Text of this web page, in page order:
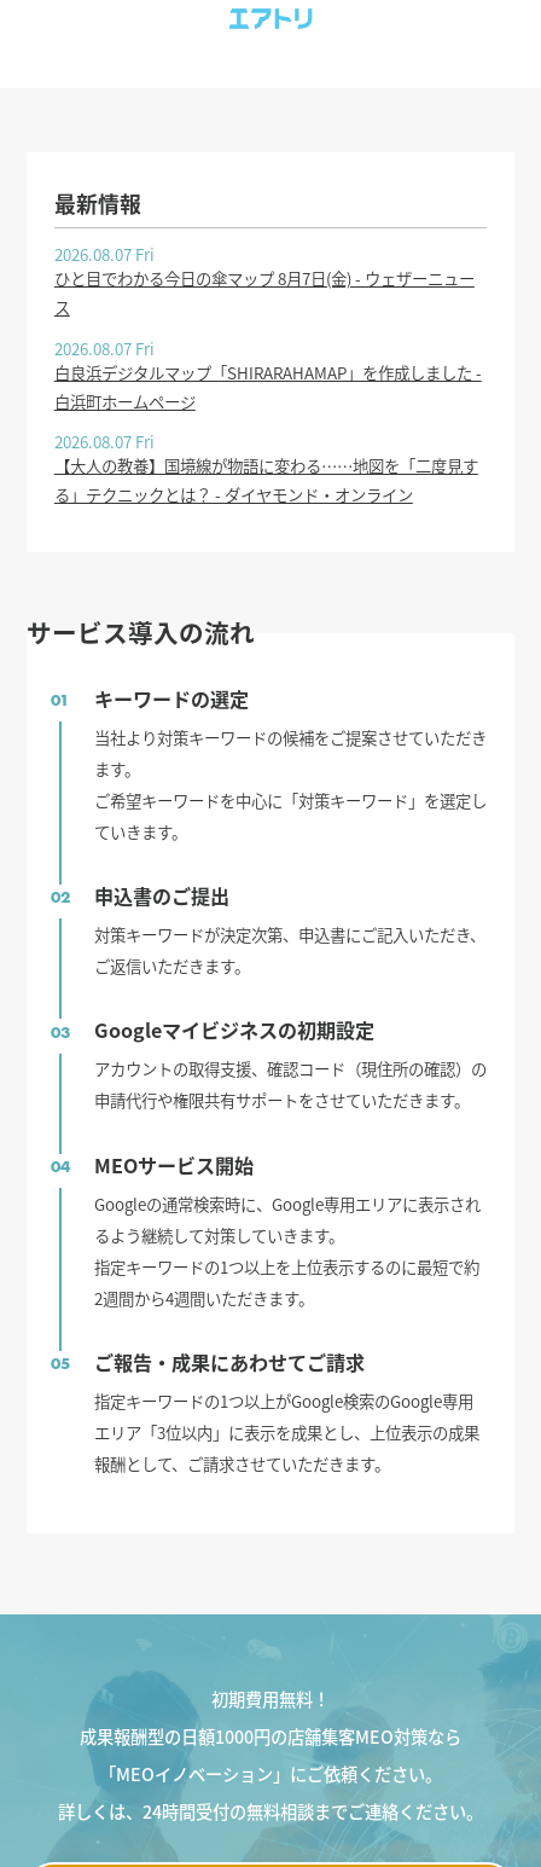
最新情報
2026.08.07 Fri
ひと目でわかる今日の傘マップ 8月7日(金) - ウェザーニュー
ス
2026.08.07 Fri
白良浜デジタルマップ「SHIRARAHAMAP」を作成しました -
白浜町ホームページ
2026.08.07 Fri
【大人の教養】国境線が物語に変わる……地図を「二度見す
る」テクニックとは？ - ダイヤモンド・オンライン
サービス導入の流れ
01 キーワードの選定
当社より対策キーワードの候補をご提案させていただき
ます。
ご希望キーワードを中心に「対策キーワード」を選定し
ていきます。
02 申込書のご提出
対策キーワードが決定次第、申込書にご記入いただき、
ご返信いただきます。
03 Googleマイビジネスの初期設定
アカウントの取得支援、確認コード（現住所の確認）の
申請代行や権限共有サポートをさせていただきます。
04 MEOサービス開始
Googleの通常検索時に、Google専用エリアに表示され
るよう継続して対策していきます。
指定キーワードの1つ以上を上位表示するのに最短で約
2週間から4週間いただきます。
05 ご報告・成果にあわせてご請求
指定キーワードの1つ以上がGoogle検索のGoogle専用
エリア「3位以内」に表示を成果とし、上位表示の成果
報酬として、ご請求させていただきます。
初期費用無料！
成果報酬型の日額1000円の店舗集客MEO対策なら
「MEOイノベーション」にご依頼ください。
詳しくは、24時間受付の無料相談までご連絡ください。